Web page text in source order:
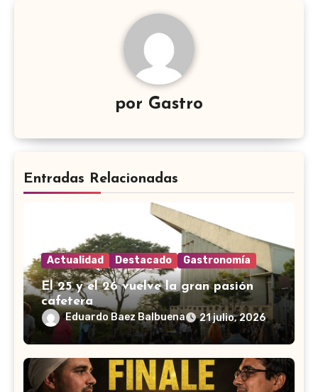
por Gastro
Entradas Relacionadas
Actualidad Destacado Gastronomía
El 25 y el 26 vuelve la gran pasión
cafetera
Eduardo Baez Balbuena 21 julio, 2026